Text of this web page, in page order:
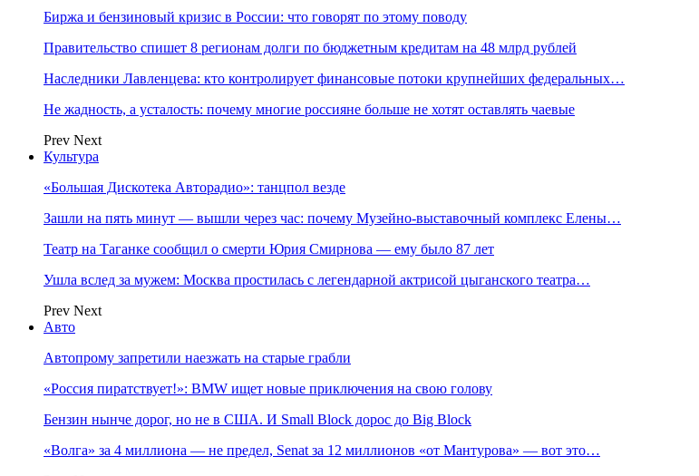
Биржа и бензиновый кризис в России: что говорят по этому поводу
Правительство спишет 8 регионам долги по бюджетным кредитам на 48 млрд рублей
Наследники Лавленцева: кто контролирует финансовые потоки крупнейших федеральных…
Не жадность, а усталость: почему многие россияне больше не хотят оставлять чаевые
Prev Next
Культура
«Большая Дискотека Авторадио»: танцпол везде
Зашли на пять минут — вышли через час: почему Музейно-выставочный комплекс Елены…
Театр на Таганке сообщил о смерти Юрия Смирнова — ему было 87 лет
Ушла вслед за мужем: Москва простилась с легендарной актрисой цыганского театра…
Prev Next
Авто
Автопрому запретили наезжать на старые грабли
«Россия пиратствует!»: BMW ищет новые приключения на свою голову
Бензин нынче дорог, но не в США. И Small Block дорос до Big Block
«Волга» за 4 миллиона — не предел, Senat за 12 миллионов «от Мантурова» — вот это…